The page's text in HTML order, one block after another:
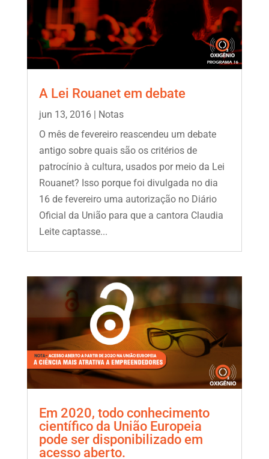
A Lei Rouanet em debate
jun 13, 2016| Notas
O mês de fevereiro reascendeu um debate
antigo sobre quais são os critérios de
patrocínio à cultura, usados por meio da Lei
Rouanet? Isso porque foi divulgada no dia
16 de fevereiro uma autorização no Diário
Oficial da União para que a cantora Claudia
Leite captasse...
Em 2020, todo conhecimento
científico da União Europeia
pode ser disponibilizado em
acesso aberto.